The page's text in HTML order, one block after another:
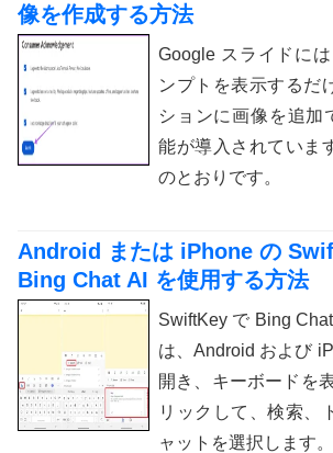
像を作成する方法
Google スライドに
ンプトを表示するだ
ションに画像を追加
能が導入されていま
のとおりです。
Android または iPhone の
Bing Chat AI を使用する方法
SwiftKey で Bing
は、Android および
開き、キーボードを
リックして、検索、
ャットを選択します。